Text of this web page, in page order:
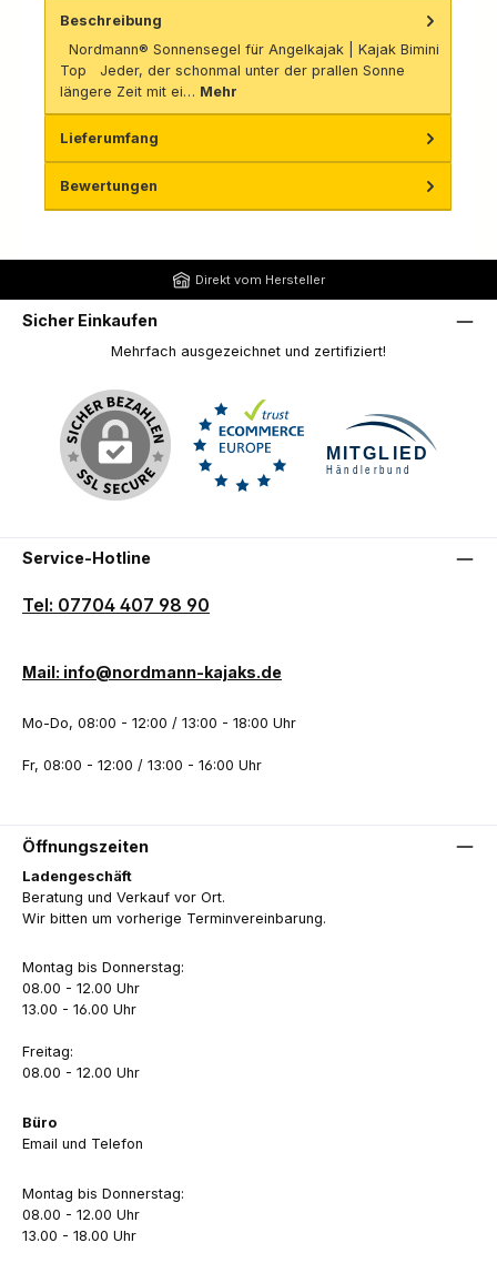
Beschreibung
Nordmann® Sonnensegel für Angelkajak | Kajak Bimini
Top Jeder, der schonmal unter der prallen Sonne
längere Zeit mit ei… Mehr
Lieferumfang
Bewertungen
Direkt vom Hersteller
Sicher Einkaufen
Mehrfach ausgezeichnet und zertifiziert!
Service-Hotline
Tel: 07704 407 98 90
Mail: info@nordmann-kajaks.de
Mo-Do, 08:00 - 12:00 / 13:00 - 18:00 Uhr
Fr, 08:00 - 12:00 / 13:00 - 16:00 Uhr
Öffnungszeiten
Ladengeschäft
Beratung und Verkauf vor Ort.
Wir bitten um vorherige Terminvereinbarung.
Montag bis Donnerstag:
08.00 - 12.00 Uhr
13.00 - 16.00 Uhr
Freitag:
08.00 - 12.00 Uhr
Büro
Email und Telefon
Montag bis Donnerstag:
08.00 - 12.00 Uhr
13.00 - 18.00 Uhr